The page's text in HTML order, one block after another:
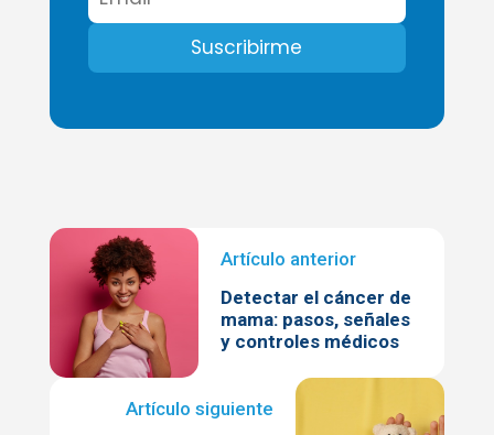
Detectar el cáncer de
mama: pasos, señales
y controles médicos